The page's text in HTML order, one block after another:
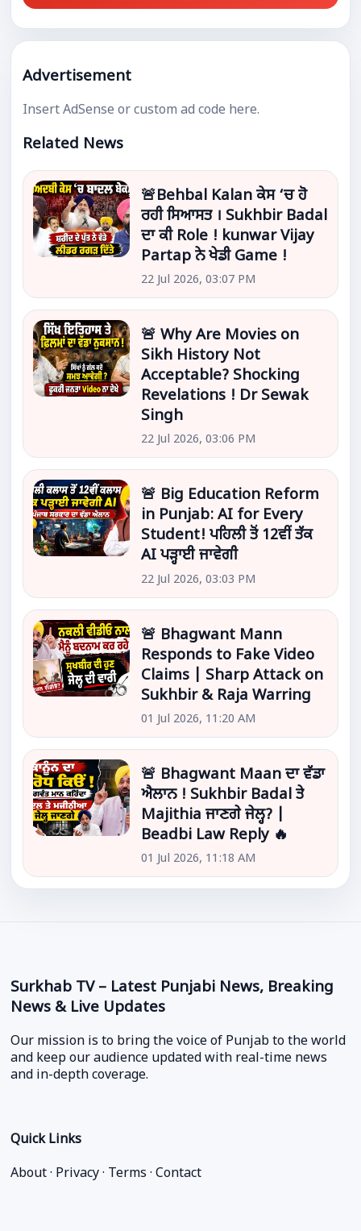
Advertisement
Insert AdSense or custom ad code here.
Related News
🚨Behbal Kalan ਕੇਸ ‘ਚ ਹੋ
ਰਹੀ ਸਿਆਸਤ । Sukhbir Badal
ਦਾ ਕੀ Role ! kunwar Vijay
Partap ਨੇ ਖੇਡੀ Game !
22 Jul 2026, 03:07 PM
🚨 Why Are Movies on
Sikh History Not
Acceptable? Shocking
Revelations ! Dr Sewak
Singh
22 Jul 2026, 03:06 PM
🚨 Big Education Reform
in Punjab: AI for Every
Student! ਪਹਿਲੀ ਤੋਂ 12ਵੀਂ ਤੱਕ
AI ਪੜ੍ਹਾਈ ਜਾਵੇਗੀ
22 Jul 2026, 03:03 PM
🚨 Bhagwant Mann
Responds to Fake Video
Claims | Sharp Attack on
Sukhbir & Raja Warring
01 Jul 2026, 11:20 AM
🚨 Bhagwant Maan ਦਾ ਵੱਡਾ
ਐਲਾਨ ! Sukhbir Badal ਤੇ
Majithia ਜਾਣਗੇ ਜੇਲ੍ਹ? |
Beadbi Law Reply 🔥
01 Jul 2026, 11:18 AM
Surkhab TV – Latest Punjabi News, Breaking
News & Live Updates
Our mission is to bring the voice of Punjab to the world
and keep our audience updated with real-time news
and in-depth coverage.
Quick Links
About· Privacy· Terms ·Contact